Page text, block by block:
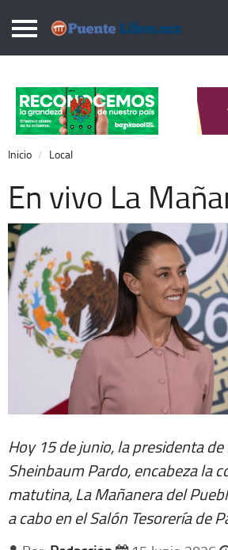
Puentelibre.mx
Local
Nacional
Opinión
Cronos
Economía
Espectáculos
Deportes
Extra +
Inicio Local
En vivo La
Hoy 15 de junio, la presidenta
Sheinbaum Pardo, encabeza la
matutina, La Mañanera del
a cabo en el Salón Tesorería de